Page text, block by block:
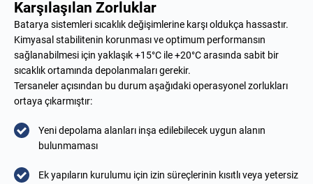
Karşılaşılan Zorluklar
Batarya sistemleri sıcaklık değişimlerine karşı oldukça hassastır.
Kimyasal stabilitenin korunması ve optimum performansın
sağlanabilmesi için yaklaşık +15°C ile +20°C arasında sabit bir
sıcaklık ortamında depolanmaları gerekir.
Tersaneler açısından bu durum aşağıdaki operasyonel zorlukları
ortaya çıkarmıştır:
Yeni depolama alanları inşa edilebilecek uygun alanın
bulunmaması
Ek yapıların kurulumu için izin süreçlerinin kısıtlı veya yetersiz